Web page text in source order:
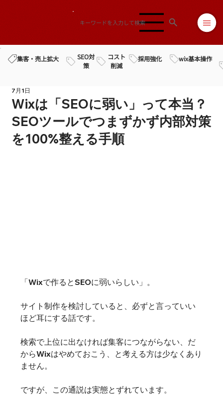
集客・売上拡大
SEO対
策
コスト
削減
採用強化 wix基本操作
Wixは「SEOに弱い」って本当？
SEOツールでつまずかず内部対策
を100%整える手順
7月1日
「Wixで作るとSEOに弱いらしい」。
サイト制作を検討していると、必ずと言っていい
ほど耳にする話です。
検索で上位に出なければ集客につながらない、だ
からWixはやめておこう、と考える方は少なくあり
ません。
ですが、この通説は実態とずれています。